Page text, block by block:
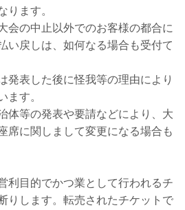
ります。
会の中止以外でのお客様の都合に
い戻しは、如何なる場合も受付て
発表した後に怪我等の理由により
ます。
体等の発表や要請などにより、大
席に関しまして変更になる場合も
利目的でかつ業として行われるチ
りします。転売されたチケットで